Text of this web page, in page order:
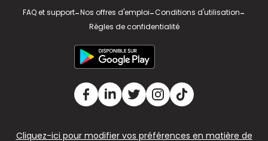
FAQ et support-Nos offres d'emploi-Conditions d'utilisation-
Règles de confidentialité
Cliquez-ici pour modifier vos préférences en matière de